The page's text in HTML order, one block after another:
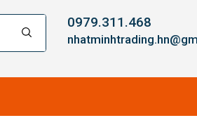
0979.311.468